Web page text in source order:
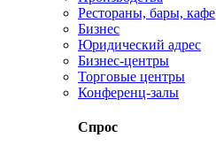
Рестораны, бары, кафе
Бизнес
Юридический адрес
Бизнес-центры
Торговые центры
Конференц-залы
Спрос